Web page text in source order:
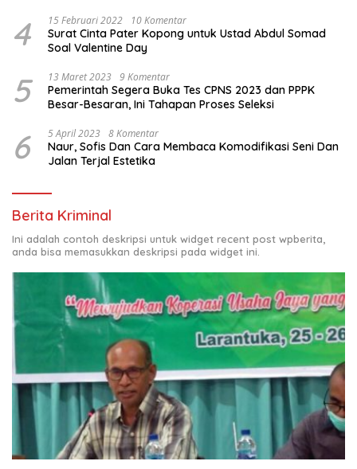
4 15 Februari 2022 10 Komentar
Surat Cinta Pater Kopong untuk Ustad Abdul Somad
Soal Valentine Day
5 13 Maret 2023 9 Komentar
Pemerintah Segera Buka Tes CPNS 2023 dan PPPK
Besar-Besaran, Ini Tahapan Proses Seleksi
6 5 April 2023 8 Komentar
Naur, Sofis Dan Cara Membaca Komodifikasi Seni Dan
Jalan Terjal Estetika
Berita Kriminal
Ini adalah contoh deskripsi untuk widget recent post wpberita,
anda bisa memasukkan deskripsi pada widget ini.